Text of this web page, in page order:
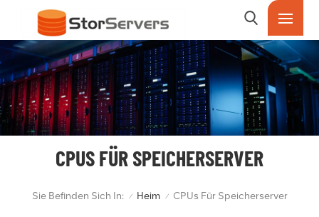
CPUS FÜR SPEICHERSERVER
Sie Befinden Sich In: / Heim / CPUs Für Speicherserver